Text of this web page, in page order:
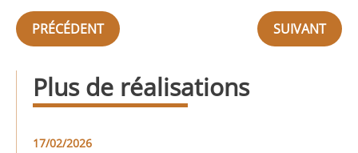
PRÉCÉDENT SUIVANT
Plus de réalisations
17/02/2026